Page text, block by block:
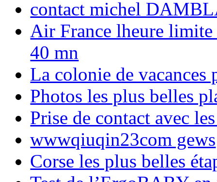
contact michel
Air France lheure limite
40 mn
La colonie de vacances
Photos les plus belles
Prise de contact avec
wwwqiuqin23com gews
Corse les plus belles